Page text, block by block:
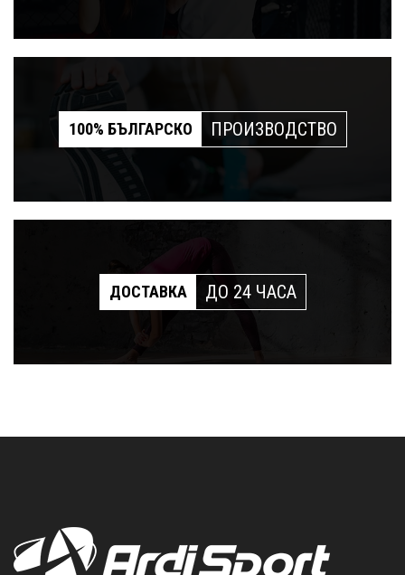
100% БЪЛГАРСКО ПРОИЗВОДСТВО
ДОСТАВКА ДО 24 ЧАСА